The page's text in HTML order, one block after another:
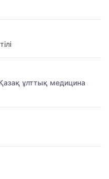
ұлттық медицина